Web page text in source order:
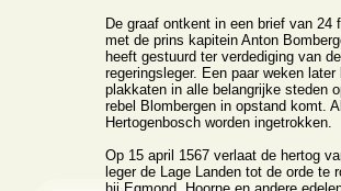
De graaf ontkent in een brief van 24
met de prins kapitein Anton
heeft gestuurd ter verdediging van
regeringsleger. Een paar weken
plakkaten in alle belangrijke steden
rebel Blombergen in opstand komt.
Hertogenbosch worden ingetrokken.
Op 15 april 1567 verlaat de hertog
leger de Lage Landen tot de orde te